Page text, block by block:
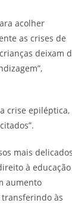
acolher
as crises de
deixam
crise epiléptica,
mais
à educação
aumento
às